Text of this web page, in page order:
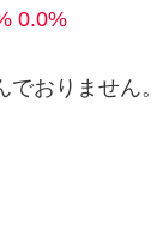
0.0%
でおりません